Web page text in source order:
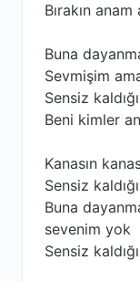
Bırakın anam
Buna
Sevmişim
Sensiz
Beni kimler
Kanasın
Sensiz
Buna
sevenim yok
Sensiz